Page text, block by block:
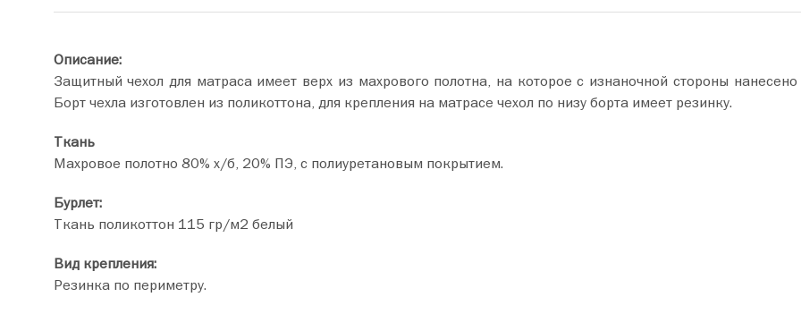
Описание:
Защитный чехол для матраса имеет верх из махрового полотна, на которое с изнаночной стороны
Борт чехла изготовлен из поликоттона, для крепления на матрасе чехол по низу борта имеет резинку.
Ткань
Махровое полотно 80% х/б, 20% ПЭ, с полиуретановым покрытием.
Бурлет:
Ткань поликоттон 115 гр/м2 белый
Вид крепления:
Резинка по периметру.